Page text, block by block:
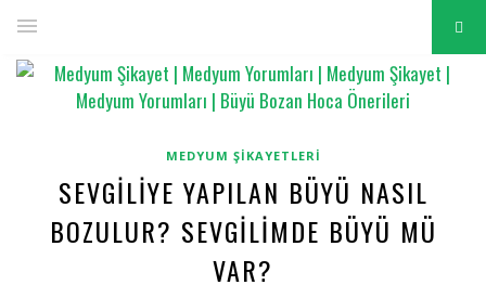
MEDYUM ŞIKAYETLERI
SEVGILIYE YAPILAN BÜYÜ NASIL
BOZULUR? SEVGILIMDE BÜYÜ MÜ
VAR?